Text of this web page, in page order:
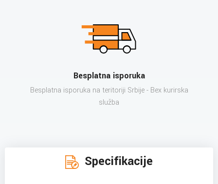
Besplatna isporuka
Besplatna isporuka na teritoriji Srbije - Bex kurirska
služba
Specifikacije